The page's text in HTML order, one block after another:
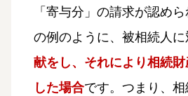
「寄与分」の請求が認め
の例のように、被相続人に
献をし、それにより相続
した場合です。つまり、相